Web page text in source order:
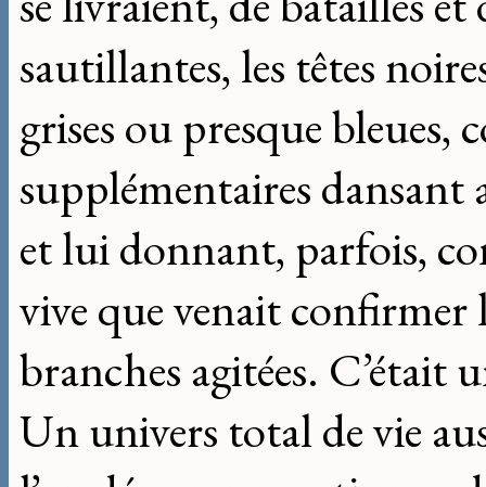
sautillantes, les têtes
grises ou presque
supplémentaires dansant
et lui donnant, parfois,
vive que venait confirmer
branches agitées. C’était
Un univers total de vie